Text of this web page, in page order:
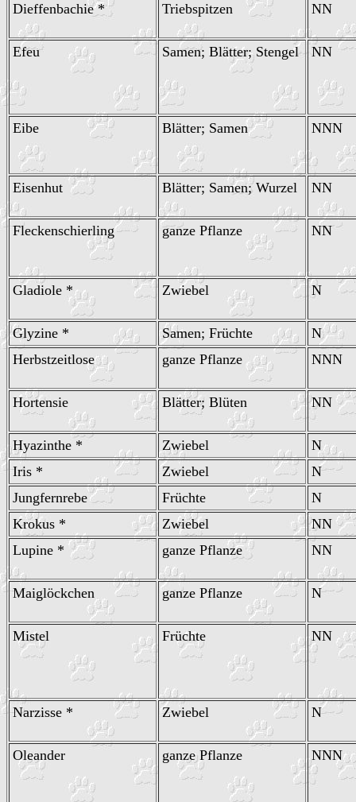
Dieffenbachie * Triebspitzen NN
Efeu Samen; Blätter; Stengel NN
Eibe Blätter; Samen NNN
Eisenhut Blätter; Samen; Wurzel NN
Fleckenschierling ganze Pflanze NN
Gladiole * Zwiebel N
Glyzine * Samen; Früchte
N
Herbstzeitlose
ganze Pflanze NNN
Hortensie Blätter; Blüten NN
Hyazinthe * Zwiebel
N
Iris *
Zwiebel
N
Jungfernrebe
Früchte
N
Krokus *
Zwiebel
NN
Lupine *
ganze Pflanze NN
Maiglöckchen ganze Pflanze N
Mistel Früchte NN
Narzisse * Zwiebel N
Oleander ganze Pflanze NNN